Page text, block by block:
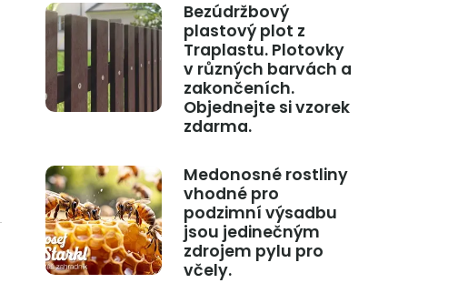
Bezúdržbový
plastový plot z
Traplastu. Plotovky
v různých barvách a
zakončeních.
Objednejte si vzorek
zdarma.
Medonosné rostliny
vhodné pro
podzimní výsadbu
jsou jedinečným
zdrojem pylu pro
včely.